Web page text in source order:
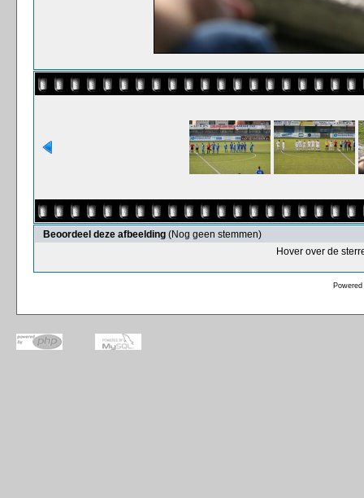
Beoordeel deze afbeelding (Nog geen stemmen)
Hover over de